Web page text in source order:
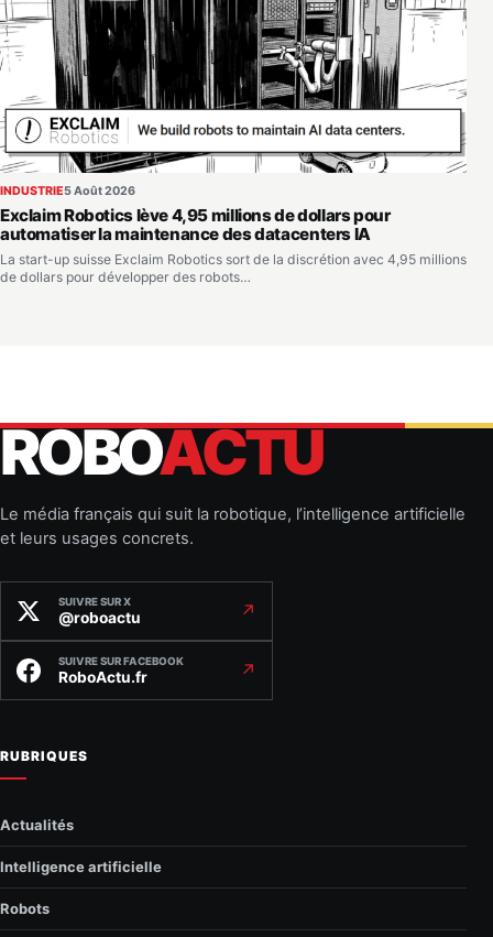
INDUSTRIE5 Août 2026
Exclaim Robotics lève 4,95 millions de dollars pour
automatiser la maintenance des datacenters IA
La start-up suisse Exclaim Robotics sort de la discrétion avec 4,95 millions
de dollars pour développer des robots…
ROBOACTU
Le média français qui suit la robotique, l’intelligence artificielle
et leurs usages concrets.
SUIVRE SUR X
@roboactu ↗
SUIVRE SUR FACEBOOK
RoboActu.fr ↗
RUBRIQUES
Actualités
Intelligence artificielle
Robots